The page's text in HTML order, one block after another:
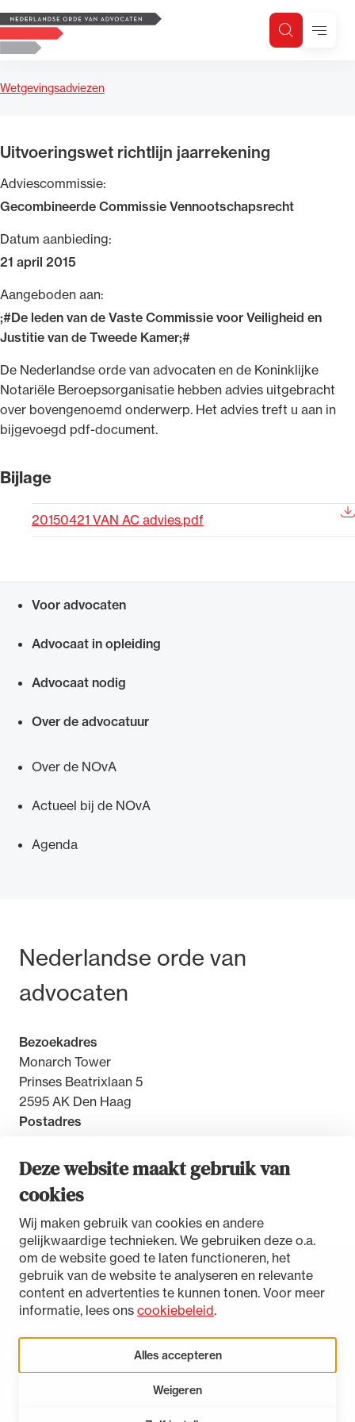
Deze website maakt gebruik van
cookies
Wij maken gebruik van cookies en andere
gelijkwaardige technieken. We gebruiken deze o.a.
om de website goed te laten functioneren, het
gebruik van de website te analyseren en relevante
content en advertenties te kunnen tonen. Voor meer
informatie, lees ons cookiebeleid.
Alles accepteren
Weigeren
Logo, to the homepage
ZoekenMenu
Wetgevingsadviezen
Uitvoeringswet richtlijn jaarrekening
Adviescommissie:
Gecombineerde Commissie Vennootschapsrecht
Datum aanbieding:
21 april 2015
Aangeboden aan:
;#De leden van de Vaste Commissie voor Veiligheid en
Justitie van de Tweede Kamer;#
​De Nederlandse orde van advocaten en de Koninklijke
Notariële Beroepsorganisatie hebben advies uitgebracht
over bovengenoemd onderwerp. Het advies treft u aan in
bijgevoegd pdf-document.
Bijlage
20150421 VAN AC advies.pdf
Voor advocaten
Advocaat in opleiding
Advocaat nodig
Over de advocatuur
Over de NOvA
Actueel bij de NOvA
Agenda
Bezoek- en postadres
Nederlandse orde van
advocaten
Bezoekadres
Monarch Tower
Prinses Beatrixlaan 5
2595 AK Den Haag
Postadres
2500 GW Den Haag
Toegankelijkheidsverklaring
Disclaimer
Zoeken
Zoek op trefwoord
Uitgelicht
de advocatuur (Voda) en de Regeling op de
Ondersteuning voor advocaten bij hun
het rechtsgebiedenregister en